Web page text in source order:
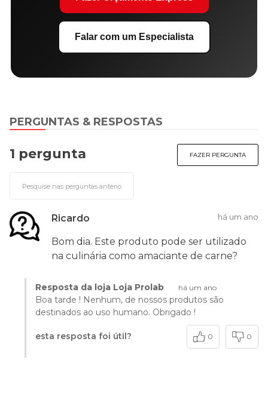
Falar com um Especialista
PERGUNTAS & RESPOSTAS
1 pergunta FAZER PERGUNTA
Ricardo há um ano
Bom dia. Este produto pode ser utilizado
na culinária como amaciante de carne?
Resposta da loja Loja Prolab há um ano
Boa tarde ! Nenhum, de nossos produtos são
destinados ao uso humano. Obrigado !
esta resposta foi útil? 0 0